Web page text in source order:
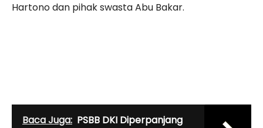
Hartono dan pihak swasta Abu Bakar.
Baca Juga: PSBB DKI Diperpanjang